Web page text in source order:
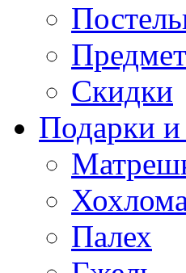
Скидки
Подарки
Палех